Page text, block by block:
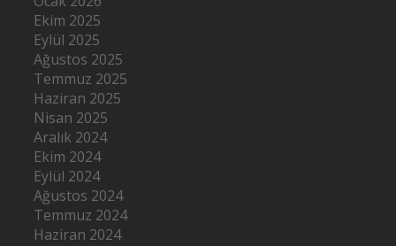
Ekim 2025
Eylül 2025
Ağustos 2025
Temmuz 2025
Haziran 2025
Nisan 2025
Aralık 2024
Ekim 2024
Eylül 2024
Ağustos 2024
Temmuz 2024
Haziran 2024